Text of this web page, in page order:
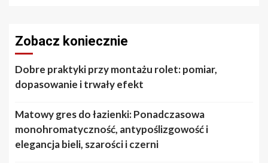
Zobacz koniecznie
Dobre praktyki przy montażu rolet: pomiar,
dopasowanie i trwały efekt
Matowy gres do łazienki: Ponadczasowa
monohromatyczność, antypoślizgowość i
elegancja bieli, szarości i czerni